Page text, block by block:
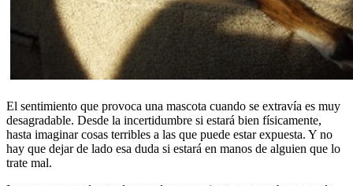
El sentimiento que provoca una mascota cuando se extravía es muy
desagradable. Desde la incertidumbre si estará bien físicamente,
hasta imaginar cosas terribles a las que puede estar expuesta. Y no
hay que dejar de lado esa duda si estará en manos de alguien que lo
trate mal.